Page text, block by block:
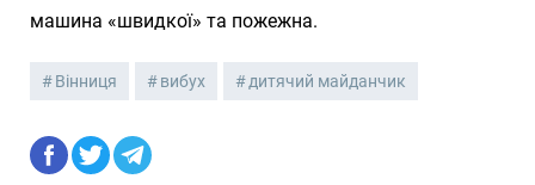
машина «швидкої» та пожежна.
Вінниця вибух дитячий майданчик